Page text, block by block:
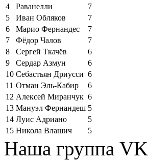
4
Раванелли
7
5
Иван Обляков
7
6
Марио Фернандес
7
7
Фёдор Чалов
7
8
Сергей Ткачёв
6
9
Сердар Азмун
6
10 Себастьян Дриусси 6
11 Отман Эль-Кабир
6
12 Алексей Миранчук 6
13 Мануэл Фернандеш 5
14 Луис Адриано
5
15 Никола Влашич 5
Наша группа VK